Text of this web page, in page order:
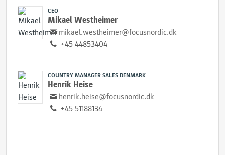
CEO
Mikael Westheimer
mikael.westheimer@focusnordic.dk
+45 44853404
COUNTRY MANAGER SALES DENMARK
Henrik Heise
henrik.heise@focusnordic.dk
+45 51188134